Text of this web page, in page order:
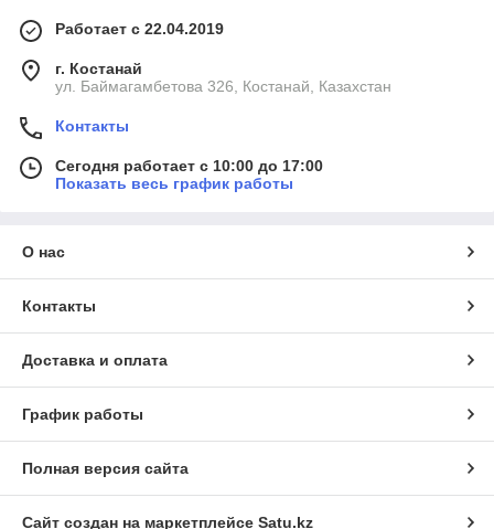
Работает с 22.04.2019
г. Костанай
ул. Баймагамбетова 326, Костанай, Казахстан
Контакты
Сегодня работает с 10:00 до 17:00
Показать весь график работы
О нас
Контакты
Доставка и оплата
График работы
Полная версия сайта
Сайт создан на маркетплейсе Satu.kz